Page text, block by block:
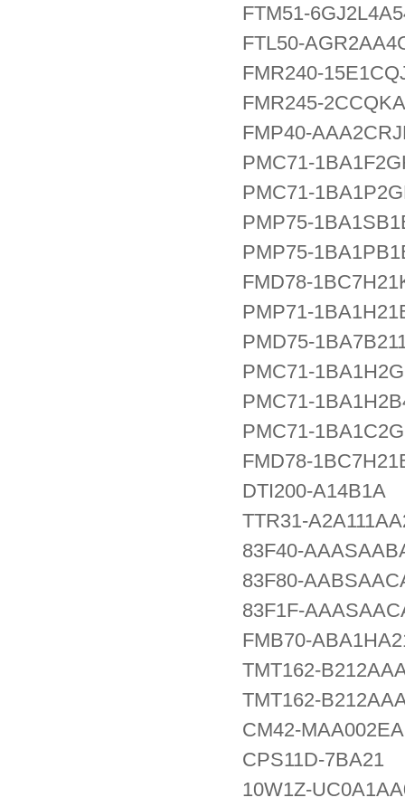
FTM51-
FTL50-
FMR240-
FMR245-
FMP40-
PMC71-
PMC71-
PMP75-
PMP75-
FMD78-
PMP71-
PMD75-
PMC71-
PMC71-
PMC71-
FMD78-
DTI200-A14B1A
TTR31-
83F40-
83F80-
83F1F-
FMB70-
TMT162-
TMT162-
CM42-
CPS11D-7BA21
10W1Z-